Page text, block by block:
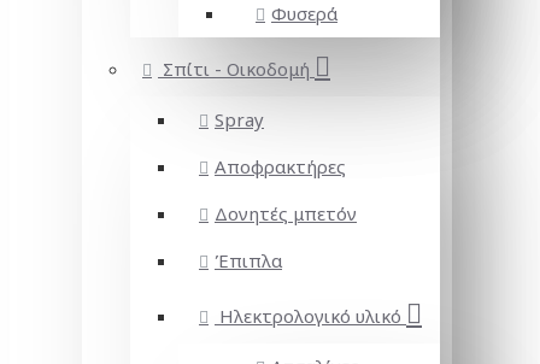
Φυσερά
Σπίτι - Οικοδομή
Spray
Αποφρακτήρες
Δονητές μπετόν
Έπιπλα
Ηλεκτρολογικό υλικό